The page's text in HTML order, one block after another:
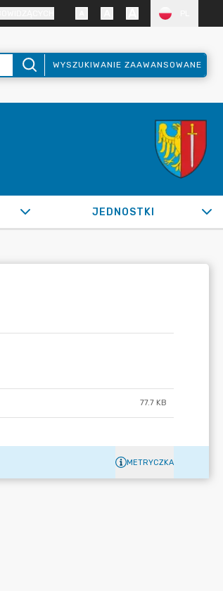
WYSZUKIWANIE ZAAWANSOWANE
JEDNOSTKI
77.7 KB
METRYCZKA